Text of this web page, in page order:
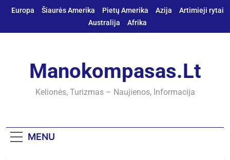
SkipEuropa Šiaurės Amerika Pietų Amerika Azija
Artimieji rytai
Australija
Afrika
Manokompasas.lt
Kelionės, Turizmas – Naujienos, Informacija
MENU